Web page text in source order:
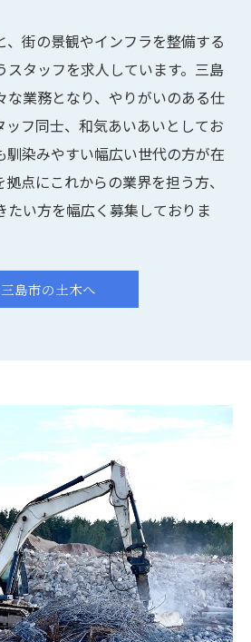
、街の景観やインフラを整備する
スタッフを求人しています。三島
な業務となり、やりがいのある仕
ッフ同士、和気あいあいとしてお
馴染みやすい幅広い世代の方が在
点にこれからの業界を担う方、
たい方を幅広く募集しておりま
三島市の土木へ